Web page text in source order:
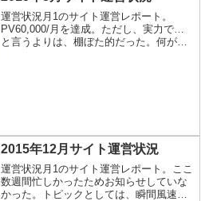
運営状況月1のサイト運営レポート。
PV60,000/月を達成。ただし、実力で…
と言うよりは、棚ぼた的だった。何が起
2015年12月サイト運営状況
運営状況月1のサイト運営レポート。ここ
数週間忙しかったためお知らせしていな
かった。トピックとしては、瞬間風速で